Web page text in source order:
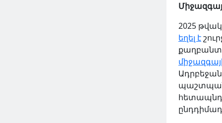
2025
եղել է